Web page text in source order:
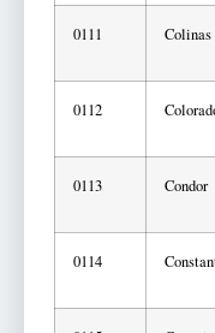
0111 Colinas
0112
0113 Condor
0114